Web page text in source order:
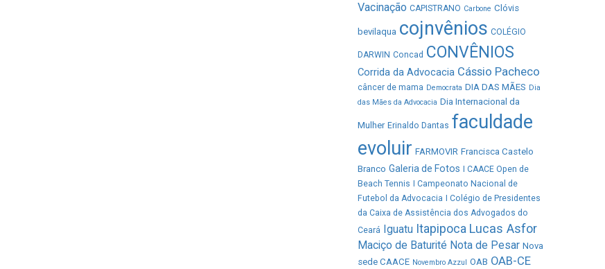
Vacinação CAPISTRANO Carbone Clóvis
bevilaqua cojnvênios COLÉGIO
DARWIN Concad CONVÊNIOS
Corrida da Advocacia Cássio Pacheco
câncer de mama Democrata DIA DAS MÃES Dia
das Mães da Advocacia Dia Internacional da
Mulher Erinaldo Dantas faculdade
evoluir FARMOVIR Francisca Castelo
Branco Galeria de Fotos
I CAACE Open de
Beach Tennis
I Campeonato Nacional de
Futebol da Advocacia
I Colégio de Presidentes
da Caixa de Assistência dos Advogados do
Ceará Iguatu Itapipoca Lucas Asfor
Maciço de Baturité Nota de Pesar Nova
sede CAACE Novembro Azzul OAB OAB-CE